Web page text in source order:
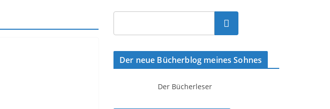
Suchen
Der neue Bücherblog meines Sohnes
Der Bücherleser